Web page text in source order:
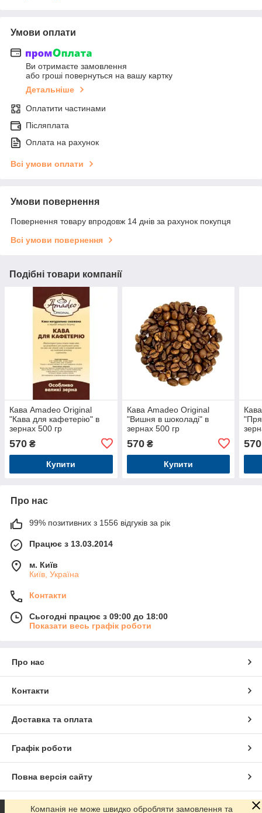
Умови оплати
Ви отримаєте замовлення
або гроші повернуться на вашу картку
Детальніше
Оплатити частинами
Післяплата
Оплата на рахунок
Всі умови оплати
Умови повернення
Повернення товару впродовж 14 днів за рахунок покупця
Всі умови повернення
Подібні товари компанії
Кава Amadeo Original
"Кава для кафетерію" в
зернах 500 гр
570 ₴
Купити
Кава Amadeo Original
"Вишня в шоколаді" в
зернах 500 гр
570₴
Купити
570
Про нас
99% позитивних з 1556 відгуків за рік
Працює з 13.03.2014
м. Київ
Київ, Україна
Контакти
Сьогодні працює з 09:00 до 18:00
Показати весь графік роботи
Про нас
Контакти
Доставка та оплата
Графік роботи
Повна версія сайту
Сайт створено на маркетплейсі Prom.ua
Компанія не може швидко обробляти замовлення та